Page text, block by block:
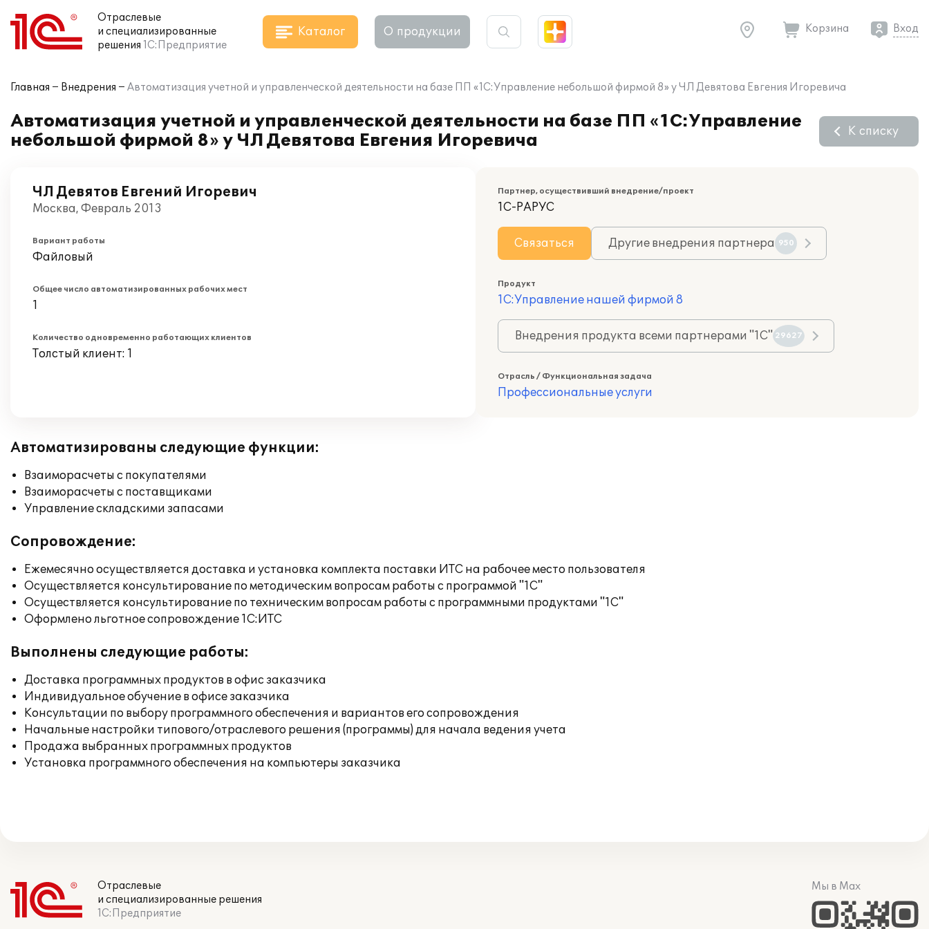
Отраслевые
и специализированные
решения 1С:Предприятие
Каталог О продукции Корзина Вход
Главная Внедрения Автоматизация учетной и управленческой деятельности на базе ПП «1С:Управление небольшой фирмой 8» у ЧЛ Девятова Евгения Игоревича
Автоматизация учетной и управленческой деятельности на базе ПП «1С:Управление
небольшой фирмой 8» у ЧЛ Девятова Евгения Игоревича
К списку
ЧЛ Девятов Евгений Игоревич
Москва, Февраль 2013
Вариант работы
Файловый
Общее число автоматизированных рабочих мест
1
Количество одновременно работающих клиентов
Толстый клиент: 1
Партнер, осуществивший внедрение/проект
1С-РАРУС
Связаться Другие внедрения партнера 950
Продукт
1С:Управление нашей фирмой 8
Внедрения продукта всеми партнерами "1С" 29627
Отрасль / Функциональная задача
Профессиональные услуги
Автоматизированы следующие функции:
Взаиморасчеты с покупателями
Взаиморасчеты с поставщиками
Управление складскими запасами
Сопровождение:
Ежемесячно осуществляется доставка и установка комплекта поставки ИТС на рабочее место пользователя
Осуществляется консультирование по методическим вопросам работы с программой "1С"
Осуществляется консультирование по техническим вопросам работы с программными продуктами "1С"
Оформлено льготное сопровождение 1С:ИТС
Выполнены следующие работы:
Доставка программных продуктов в офис заказчика
Индивидуальное обучение в офисе заказчика
Консультации по выбору программного обеспечения и вариантов его сопровождения
Начальные настройки типового/отраслевого решения (программы) для начала ведения учета
Продажа выбранных программных продуктов
Установка программного обеспечения на компьютеры заказчика
Отраслевые
и специализированные решения
1С:Предприятие
Мы в Max